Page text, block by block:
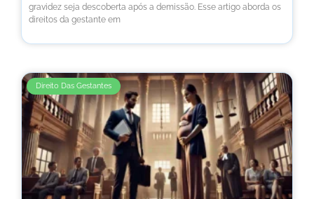
gravidez seja descoberta após a demissão. Esse artigo aborda os
direitos da gestante em
Direito Das Gestantes